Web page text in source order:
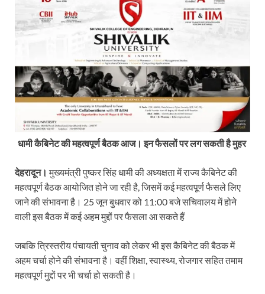
धामी कैबिनेट की महत्वपूर्ण बैठक आज। इन फैसलों पर लग सकती है मुहर
देहरादून। मुख्यमंत्री पुष्कर सिंह धामी की अध्यक्षता में राज्य कैबिनेट की
महत्वपूर्ण बैठक आयोजित होने जा रही है, जिसमें कई महत्वपूर्ण फैसले लिए
जाने की संभावना है। 25 जून बुधवार को 11:00 बजे सचिवालय में होने
वाली इस बैठक में कई अहम मुद्दों पर फैसला आ सकते हैं
जबकि त्रिस्तरीय पंचायती चुनाव को लेकर भी इस कैबिनेट की बैठक में
अहम चर्चा होने की संभावना है। वहीं शिक्षा, स्वास्थ्य, रोजगार सहित तमाम
महत्वपूर्ण मुद्दों पर भी चर्चा हो सकती है।